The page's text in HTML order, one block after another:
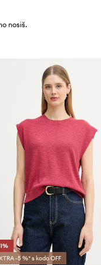
nosiš.
-5 %* s kodo OFF